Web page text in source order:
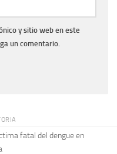
y sitio web en este
un comentario.
fatal del dengue en